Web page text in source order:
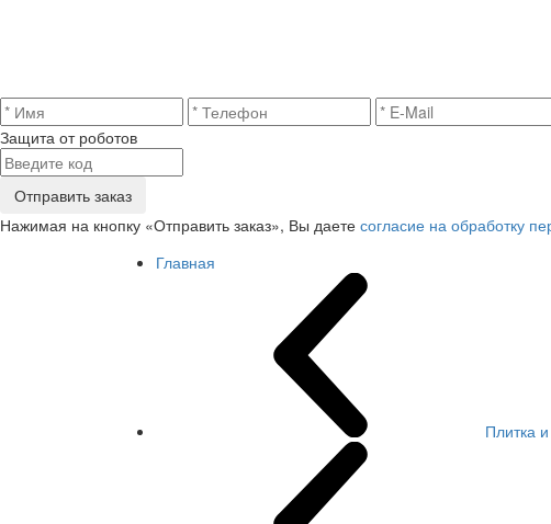
Защита от роботов
Отправить заказ
Нажимая на кнопку «Отправить заказ», Вы даете согласие на обработку
Главная
Плитка